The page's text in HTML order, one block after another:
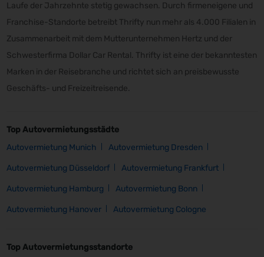
Laufe der Jahrzehnte stetig gewachsen. Durch firmeneigene und
Franchise-Standorte betreibt Thrifty nun mehr als 4.000 Filialen in
Zusammenarbeit mit dem Mutterunternehmen Hertz und der
Schwesterfirma Dollar Car Rental. Thrifty ist eine der bekanntesten
Marken in der Reisebranche und richtet sich an preisbewusste
Geschäfts- und Freizeitreisende.
Top Autovermietungsstädte
Autovermietung Munich
Autovermietung Dresden
Autovermietung Düsseldorf Autovermietung Frankfurt
Autovermietung Hamburg Autovermietung Bonn
Autovermietung Hanover Autovermietung Cologne
Top Autovermietungsstandorte